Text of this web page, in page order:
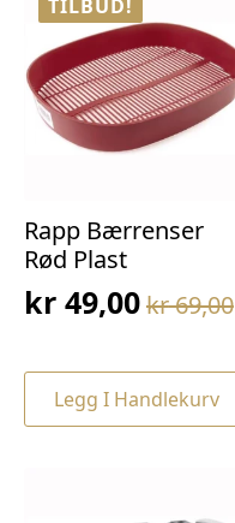
TILBUD!
Rapp Bærrenser
Rød Plast
kr69,00
Opprinnelig
var:
kr 69,00.
kr 49,00
Nåværende
er:
kr 49,00.
Legg I Handlekurv